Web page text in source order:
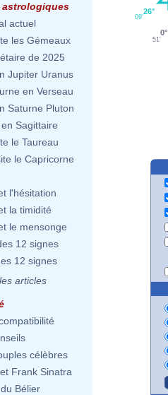
astrologiques
actuel
les Gémeaux
de 2025
Jupiter Uranus
en Verseau
Saturne Pluton
Sagittaire
le Taureau
le Capricorne
l'hésitation
la timidité
le mensonge
12 signes
12 signes
articles
célèbres
Frank Sinatra
Bélier
26°
09'
0°
51'